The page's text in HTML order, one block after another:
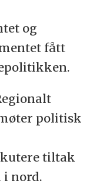
og
fått
politisk
tiltak
nord.